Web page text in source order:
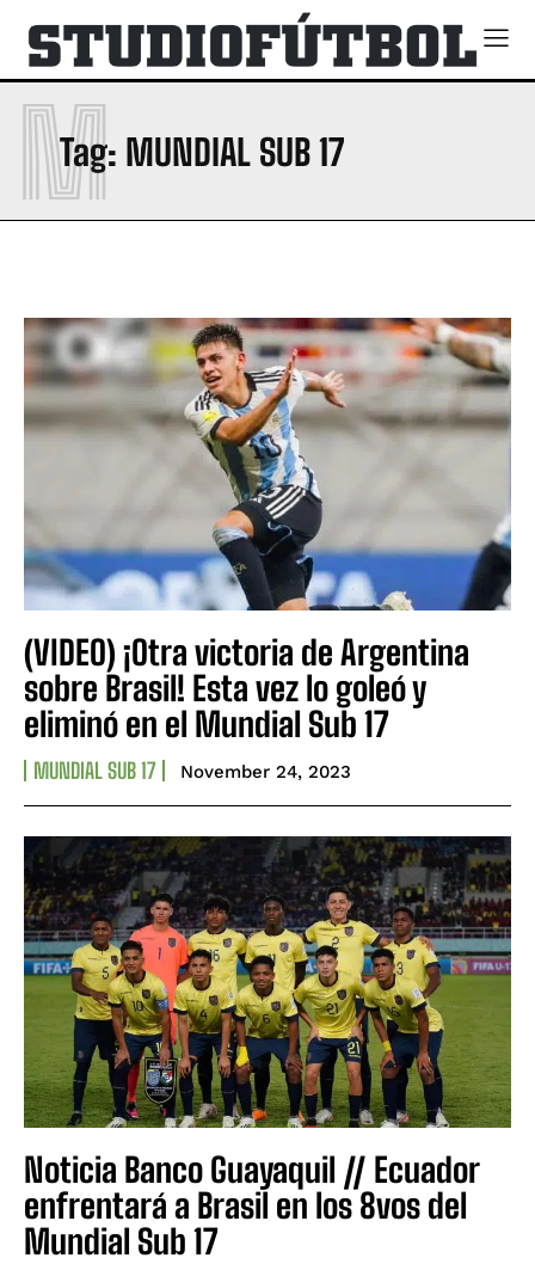
Tag: MUNDIAL SUB 17
M
(VIDEO) ¡Otra victoria de Argentina
sobre Brasil! Esta vez lo goleó y
eliminó en el Mundial Sub 17
MUNDIAL SUB 17 November 24, 2023
Noticia Banco Guayaquil // Ecuador
enfrentará a Brasil en los 8vos del
Mundial Sub 17